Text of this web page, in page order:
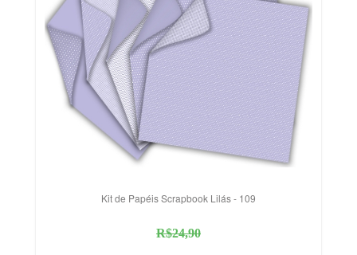
Kit de Papéis Scrapbook Lilás - 109
R$24,90